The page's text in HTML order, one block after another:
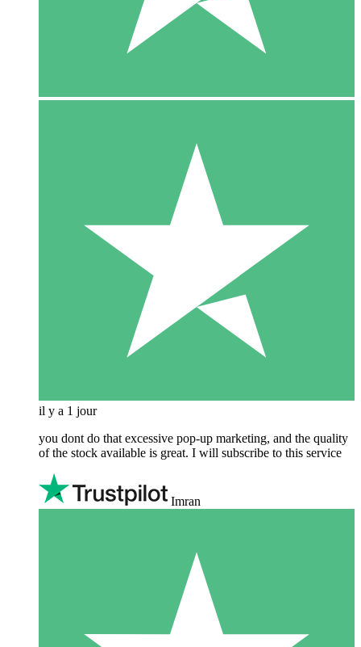
il y a 1 jour
you dont do that excessive pop-up marketing, and the quality
of the stock available is great. I will subscribe to this service
Imran